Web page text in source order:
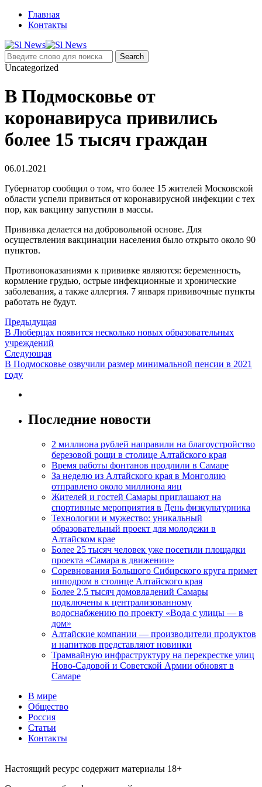
Главная
Контакты
Uncategorized
В Подмосковье от
коронавируса привились
более 15 тысяч граждан
06.01.2021
Губернатор сообщил о том, что более 15 жителей Московской
области успели привиться от коронавирусной инфекции с тех
пор, как вакцину запустили в массы.
Прививка делается на добровольной основе. Для
осуществления вакцинации населения было открыто около 90
пунктов.
Противопоказаниями к прививке являются: беременность,
кормление грудью, острые инфекционные и хронические
заболевания, а также аллергия. 7 января прививочные пункты
работать не будут.
Предыдущая
В Люберцах появится несколько новых образовательных
учреждений
Следующая
В Подмосковье озвучили размер минимальной пенсии в 2021
году
Последние новости
2 миллиона рублей направили на благоустройство
березовой рощи в столице Алтайского края
Время работы фонтанов продлили в Самаре
За неделю из Алтайского края в Монголию
отправлено около миллиона яиц
Жителей и гостей Самары приглашают на
спортивные мероприятия в День физкультурника
Технологии и мужество: уникальный
образовательный проект для молодежи в
Алтайском крае
Более 25 тысяч человек уже посетили площадки
проекта «Самара в движении»
Соревнования Большого Сибирского круга примет
ипподром в столице Алтайского края
Более 2,5 тысяч домовладений Самары
подключены к централизованному
водоснабжению по проекту «Вода с улицы — в
дом»
Алтайские компании — производители продуктов
и напитков представляют новинки
Трамвайную инфраструктуру на перекрестке улиц
Ново-Садовой и Советской Армии обновят в
Самаре
В мире
Общество
Россия
Статьи
Контакты
Настоящий ресурс содержит материалы 18+